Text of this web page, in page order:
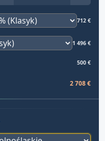
712 €
1 496 €
500 €
2 708 €